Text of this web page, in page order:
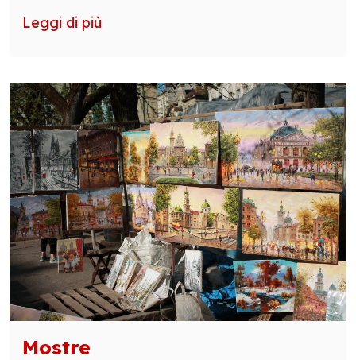
Leggi di più
Mostre